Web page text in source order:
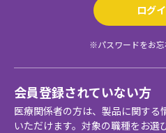
ログ
※パスワードをお忘
会員登録されていない方
医療関係者の方は、製品に関する
いただけます。対象の職種をお選